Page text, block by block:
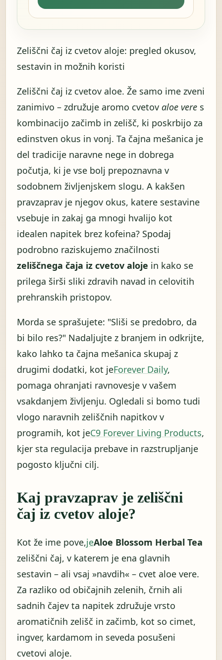
Zeliščni čaj iz cvetov aloje: pregled okusov,
sestavin in možnih koristi
Zeliščni čaj iz cvetov aloe. Že samo ime zveni
zanimivo – združuje aromo cvetov aloe vere s
kombinacijo začimb in zelišč, ki poskrbijo za
edinstven okus in vonj. Ta čajna mešanica je
del tradicije naravne nege in dobrega
počutja, ki je vse bolj prepoznavna v
sodobnem življenjskem slogu. A kakšen
pravzaprav je njegov okus, katere sestavine
vsebuje in zakaj ga mnogi hvalijo kot
idealen napitek brez kofeina? Spodaj
podrobno raziskujemo značilnosti
zeliščnega čaja iz cvetov aloje in kako se
prilega širši sliki zdravih navad in celovitih
prehranskih pristopov.
Morda se sprašujete: "Sliši se predobro, da
bi bilo res?" Nadaljujte z branjem in odkrijte,
kako lahko ta čajna mešanica skupaj z
drugimi dodatki, kot jeForever Daily,
pomaga ohranjati ravnovesje v vašem
vsakdanjem življenju. Ogledali si bomo tudi
vlogo naravnih zeliščnih napitkov v
programih, kot jeC9 Forever Living Products,
kjer sta regulacija prebave in razstrupljanje
pogosto ključni cilj.
Kaj pravzaprav je zeliščni
čaj iz cvetov aloje?
Kot že ime pove,jeAloe Blossom Herbal Tea
zeliščni čaj, v katerem je ena glavnih
sestavin – ali vsaj »navdih« – cvet aloe vere.
Za razliko od običajnih zelenih, črnih ali
sadnih čajev ta napitek združuje vrsto
aromatičnih zelišč in začimb, kot so cimet,
ingver, kardamom in seveda posušeni
cvetovi aloje.